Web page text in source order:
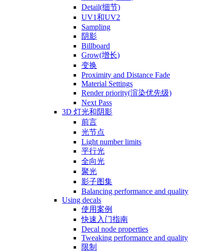
Detail(细节)
UV1和UV2
Sampling
阴影
Billboard
Grow(增长)
变换
Proximity and Distance Fade
Material Settings
Render priority(渲染优先级)
Next Pass
3D 灯光和阴影
前言
光节点
Light number limits
平行光
全向光
聚光
影子图集
Balancing performance and quality
Using decals
使用案例
快速入门指南
Decal node properties
Tweaking performance and quality
限制